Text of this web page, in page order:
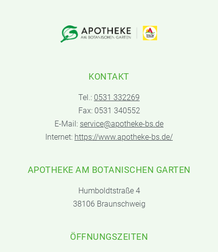
KONTAKT
Tel.: 0531 332269
Fax: 0531 340552
E-Mail: service@apotheke-bs.de
Internet: https://www.apotheke-bs.de/
APOTHEKE AM BOTANISCHEN GARTEN
Humboldtstraße 4
38106 Braunschweig
ÖFFNUNGSZEITEN